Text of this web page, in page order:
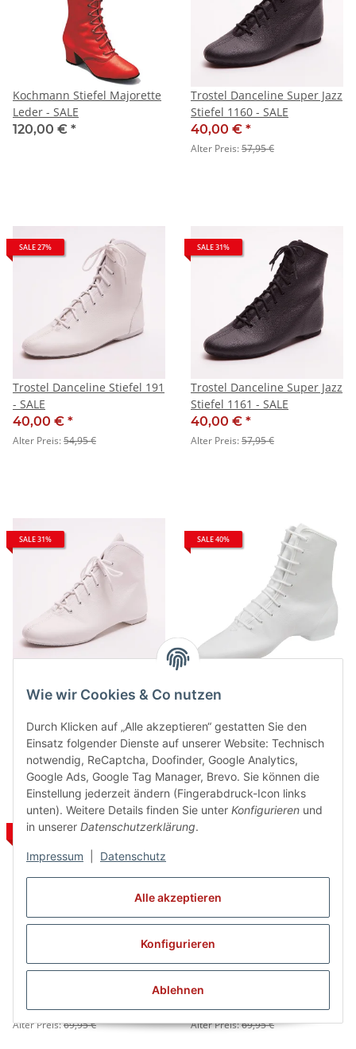
Alle akzeptieren
Konfigurieren
Ablehnen
Wie wir Cookies & Co nutzen
Durch Klicken auf „Alle akzeptieren“ gestatten Sie den
Einsatz folgender Dienste auf unserer Website: Technisch
notwendig, ReCaptcha, Doofinder, Google Analytics,
Google Ads, Google Tag Manager, Brevo. Sie können die
Einstellung jederzeit ändern (Fingerabdruck-Icon links
unten). Weitere Details finden Sie unter Konfigurieren und
in unserer Datenschutzerklärung.
Impressum Datenschutz
Kochmann Stiefel Majorette
Leder - SALE
120,00 € *
Trostel Danceline Super Jazz
Stiefel 1160 - SALE
40,00 € *
Alter Preis:57,95 €
SALE 27%
Trostel Danceline Stiefel 191
- SALE
40,00 € *
Alter Preis:54,95 €
SALE 31%
Trostel Danceline Super Jazz
Stiefel 1161 - SALE
40,00 € *
Alter Preis:57,95 €
SALE 31%
Stiefel 1181 - SALE
Alter Preis:57,95 €
SALE 40%
Jazzstiefel 4686-H Ellington
Alter Preis:66,95 €
SALE 21%
Bleyer 4686-M Garde- und
55,00 €
Alter Preis:69,95 €
SALE 7%
Bleyer 4680-M Garde- und
Jazzstiefel, Orleans
Alter Preis:69,95 €